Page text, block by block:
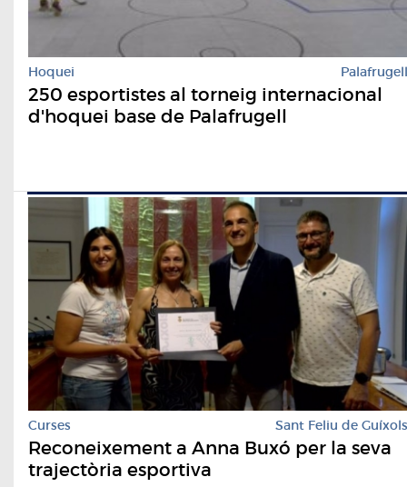
Hoquei Palafrugell
250 esportistes al torneig internacional
d'hoquei base de Palafrugell
Curses Sant Feliu de Guíxols
Reconeixement a Anna Buxó per la seva
trajectòria esportiva